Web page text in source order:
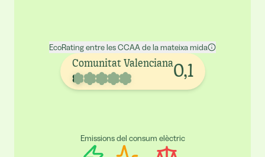
EcoRating entre les CCAA de la mateixa mida
Comunitat Valenciana0,1
Emissions del consum elèctric